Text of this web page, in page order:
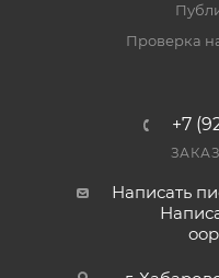
Проверка
+7
Написать